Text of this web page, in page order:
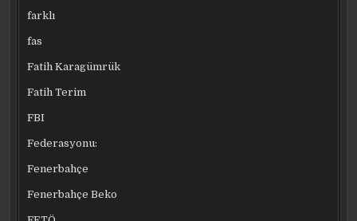
farklı
fas
Fatih Karagümrük
Fatih Terim
FBI
Federasyonu:
Fenerbahçe
Fenerbahçe Beko